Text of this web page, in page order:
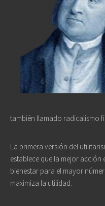
también llamado radicalismo
La primera versión del
establece que la mejor
bienestar para el mayor
maximiza la utilidad.